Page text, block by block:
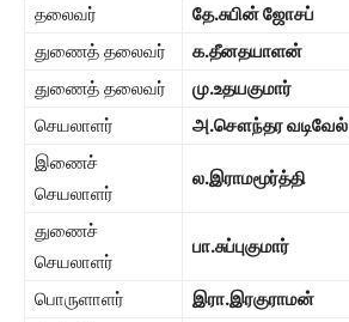
தலைவர்
தே.சுபின் ஜோசப்
துணைத் தலைவர்
க.தீனதயாளன்
துணைத் தலைவர்
மு.உதயகுமார்
செயலாளர்
அ.சௌந்தர வடிவேல்
இணைச்
செயலாளர்
ல.இராமமூர்த்தி
துணைச்
செயலாளர்
பா.சுப்புகுமார்
பொருளாளர் இரா.இரகுராமன்